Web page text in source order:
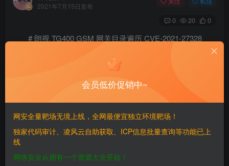
2021年7月15日发布
0 20 0
# 朗视 TG400 GSM 网关目录遍历 CVE-2021-27328
朗视 TG400 GSM 网关存在目录遍历 ，攻击者可以通过
漏洞获取敏感信息
## 漏洞影响
`朗视 TG400 GSM 网关`
会员低价促销中~
网安全量靶场无境上线，全网最便宜独立环境靶场！
独家代码审计、凌风云自助获取、ICP信息批量查询等功能已上
线
网络安全从拥有一个资源大全开始！